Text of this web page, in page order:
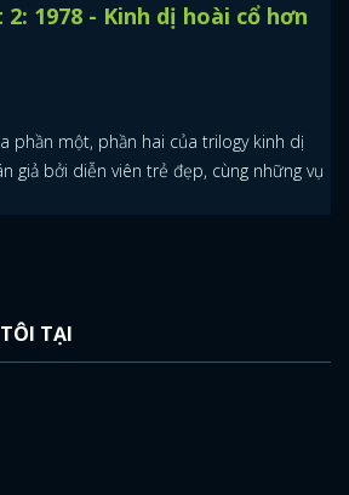
NHẬP
1978 - Kinh dị hoài cổ hơn
phần một, phần hai của trilogy kinh dị
giả bởi diễn viên trẻ đẹp, cùng những vụ
TẠI